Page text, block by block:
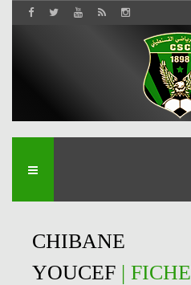
CHIBANE
YOUCEF | FICHE